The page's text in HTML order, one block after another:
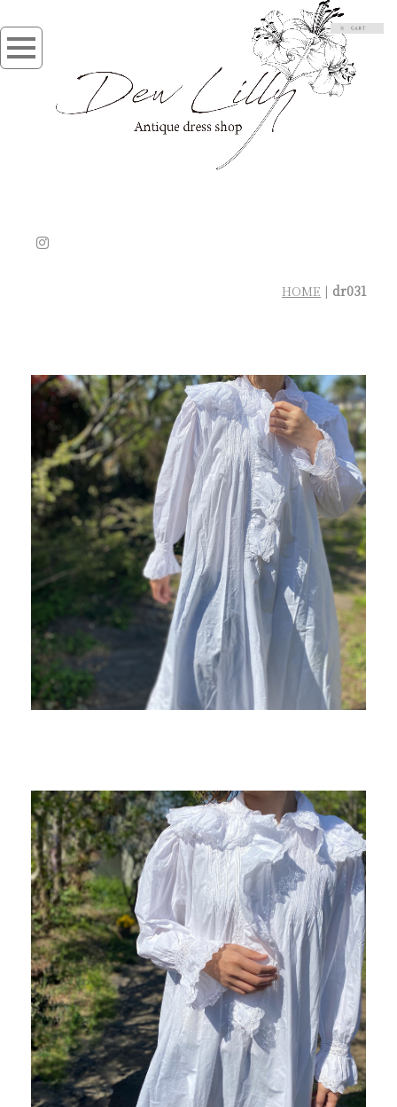
HOME | dr031